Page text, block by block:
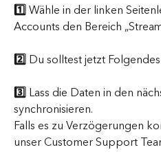
1️⃣ Wähle in der linken
Accounts den Bereich
2️⃣ Du solltest jetzt
3️⃣ Lass die Daten in den
synchronisieren.
Falls es zu Verzögerungen
unser Customer Support